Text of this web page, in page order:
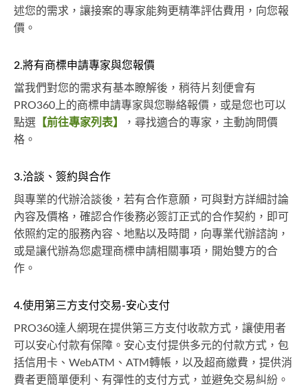
述您的需求，讓接案的專家能夠更精準評估費用，向您報
價。
2.將有商標申請專家與您報價
當我們對您的需求有基本瞭解後，稍待片刻便會有
PRO360上的商標申請專家與您聯絡報價，或是您也可以
點選 【前往專家列表】
，尋找適合的專家，主動詢問價
格。
3.洽談、簽約與合作
與專業的代辦洽談後，若有合作意願，可與對方詳細討論
內容及價格，確認合作後務必簽訂正式的合作契約，即可
依照約定的服務內容、地點以及時間，向專業代辦諮詢，
或是讓代辦為您處理商標申請相關事項，開始雙方的合
作。
4.使用第三方支付交易-安心支付
PRO360達人網現在提供第三方支付收款方式，讓使用者
可以安心付款有保障。安心支付提供多元的付款方式，包
括信用卡、WebATM、ATM轉帳，以及超商繳費，提供消
費者更簡單便利、有彈性的支付方式，並避免交易糾紛。